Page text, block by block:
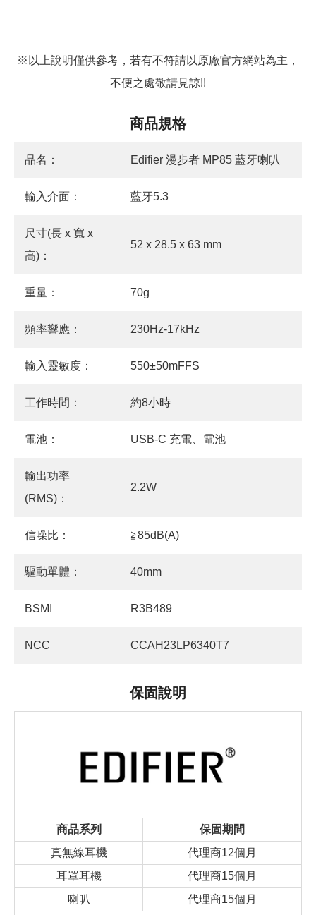
※以上說明僅供參考，若有不符請以原廠官方網站為主，
不便之處敬請見諒!!
商品規格
品名： Edifier 漫步者 MP85 藍牙喇叭
輸入介面： 藍牙5.3
尺寸(長 x 寬 x
高)：
52 x 28.5 x 63 mm
重量： 70g
頻率響應： 230Hz-17kHz
輸入靈敏度： 550±50mFFS
工作時間： 約8小時
電池： USB-C 充電、電池
輸出功率
(RMS)：
2.2W
信噪比： ≧85dB(A)
驅動單體： 40mm
BSMI R3B489
NCC CCAH23LP6340T7
保固說明
商品系列
保固期間
真無線耳機
代理商12個月
耳罩耳機
代理商15個月
喇叭
代理商15個月